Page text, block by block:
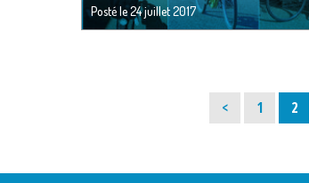
Posté le24 juillet 2017
< Page
1 Page
2